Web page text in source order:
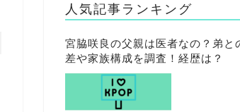
人気記事ランキング
宮脇咲良の父親は医者なの？弟と
差や家族構成を調査！経歴は？